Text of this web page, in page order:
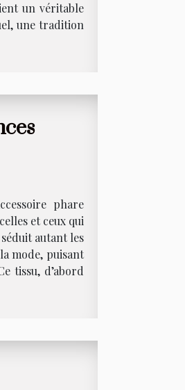
un véritable
une tradition
phare
et ceux qui
autant les
mode, puisant
tissu, d’abord